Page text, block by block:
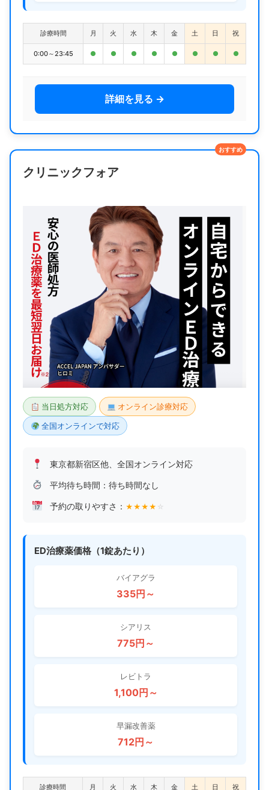
診療時間 月 火 水 木 金 土 日 祝
0:00～23:45 ● ● ● ● ● ● ● ●
詳細を見る →
クリニックフォア
おすすめ
当日処方対応
オンライン診療対応
全国オンラインで対応
東京都新宿区他、全国オンライン対応
平均待ち時間：待ち時間なし
予約の取りやすさ： ★ ★ ★ ★ ☆
ED治療薬価格（1錠あたり）
バイアグラ
335円～
シアリス
775円～
レビトラ
1,100円～
早漏改善薬
712円～
診療時間 月 火 水 木 金 土 日 祝